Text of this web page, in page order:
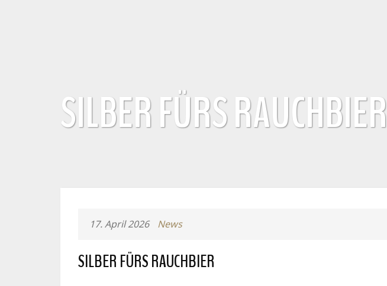
SILBER FÜRS RAUCHBIER
17. April 2026 News
SILBER FÜRS RAUCHBIER